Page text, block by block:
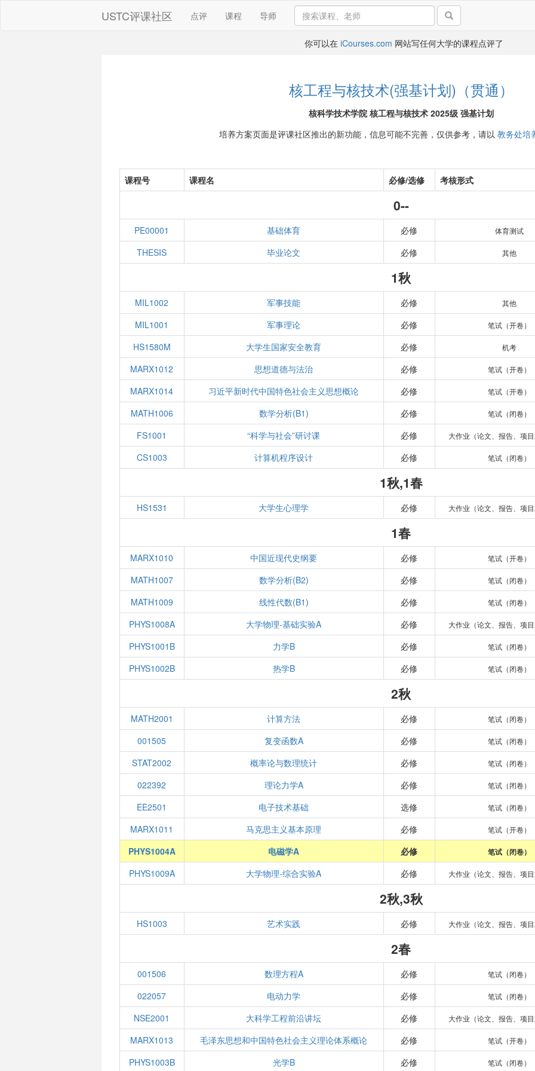
USTC评课社区 点评 课程 导师
你可以在 iCourses.com 网站写任何大学的课程点评了
核工程与核技术(强基计划)（贯通）
核科学技术学院 核工程与核技术 2025级 强基计划
培养方案页面是评课社区推出的新功能，信息可能不完善，仅供参考，请以 教务处培
课程号 课程名 必修/选修 考核形式
0--
PE00001 基础体育 必修 体育测试
THESIS 毕业论文 必修 其他
1秋
MIL1002 军事技能 必修 其他
MIL1001 军事理论 必修 笔试（开卷）
HS1580M 大学生国家安全教育 必修 机考
MARX1012 思想道德与法治 必修 笔试（开卷）
MARX1014 习近平新时代中国特色社会主义思想概论 必修 笔试（开卷）
MATH1006 数学分析(B1) 必修 笔试（闭卷）
FS1001 “科学与社会”研讨课 必修 大作业（论文、报告、项
CS1003 计算机程序设计 必修 笔试（闭卷）
1秋,1春
HS1531 大学生心理学 必修 大作业（论文、报告、项
1春
MARX1010 中国近现代史纲要 必修 笔试（开卷）
MATH1007 数学分析(B2) 必修 笔试（闭卷）
MATH1009 线性代数(B1) 必修 笔试（闭卷）
PHYS1008A 大学物理-基础实验A 必修 大作业（论文、报告、项
PHYS1001B 力学B 必修 笔试（闭卷）
PHYS1002B 热学B 必修 笔试（闭卷）
2秋
MATH2001 计算方法 必修 笔试（闭卷）
001505 复变函数A 必修 笔试（闭卷）
STAT2002 概率论与数理统计 必修 笔试（闭卷）
022392 理论力学A 必修 笔试（闭卷）
EE2501 电子技术基础 选修 笔试（闭卷）
MARX1011 马克思主义基本原理 必修 笔试（开卷）
PHYS1004A 电磁学A 必修 笔试（闭卷）
PHYS1009A 大学物理-综合实验A 必修 大作业（论文、报告、项
2秋,3秋
HS1003 艺术实践 必修 大作业（论文、报告、项
2春
001506 数理方程A 必修 笔试（闭卷）
022057 电动力学 必修 笔试（闭卷）
NSE2001 大科学工程前沿讲坛 必修 大作业（论文、报告、项
MARX1013 毛泽东思想和中国特色社会主义理论体系概论 必修 笔试（开卷）
PHYS1003B 光学B 必修 笔试（闭卷）